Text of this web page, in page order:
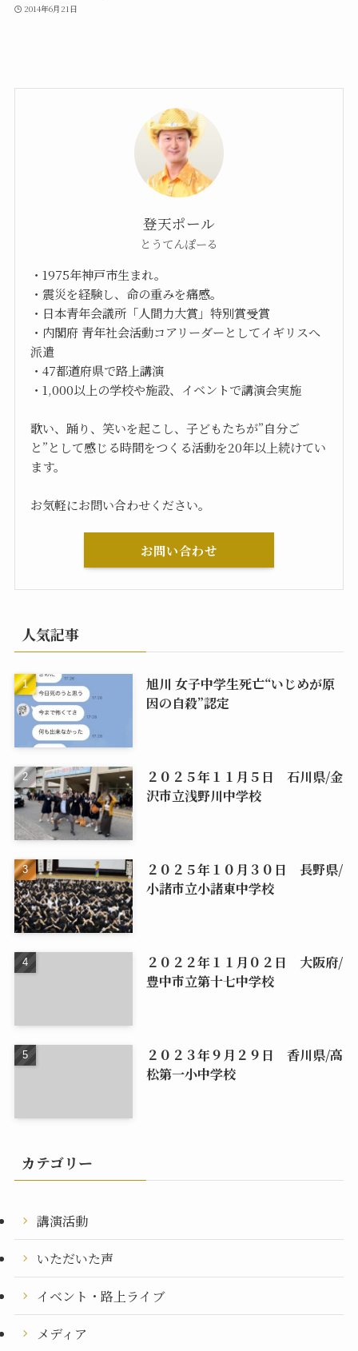
2014年6月21日
登天ポール
とうてんぽーる
・1975年神戸市生まれ。
・震災を経験し、命の重みを痛感。
・日本青年会議所「人間力大賞」特別賞受賞
・内閣府 青年社会活動コアリーダーとしてイギリスへ
派遣
・47都道府県で路上講演
・1,000以上の学校や施設、イベントで講演会実施
歌い、踊り、笑いを起こし、子どもたちが”自分ご
と”として感じる時間をつくる活動を20年以上続けてい
ます。
お気軽にお問い合わせください。
お問い合わせ
人気記事
旭川 女子中学生死亡“いじめが原
因の自殺”認定
２０２５年１１月５日 石川県/金
沢市立浅野川中学校
２０２５年１０月３０日 長野県/
小諸市立小諸東中学校
２０２２年１１月０２日 大阪府/
豊中市立第十七中学校
２０２３年９月２９日 香川県/高
松第一小中学校
カテゴリー
講演活動
いただいた声
イベント・路上ライブ
メディア